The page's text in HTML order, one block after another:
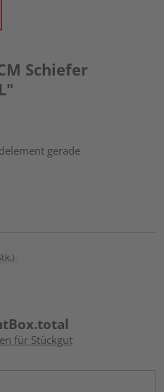
Schiefer
gerade
für Stückgut